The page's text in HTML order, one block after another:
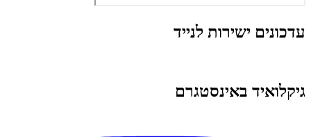
עדכונים ישירות לנייד
גיקלואיד באינסטגרם